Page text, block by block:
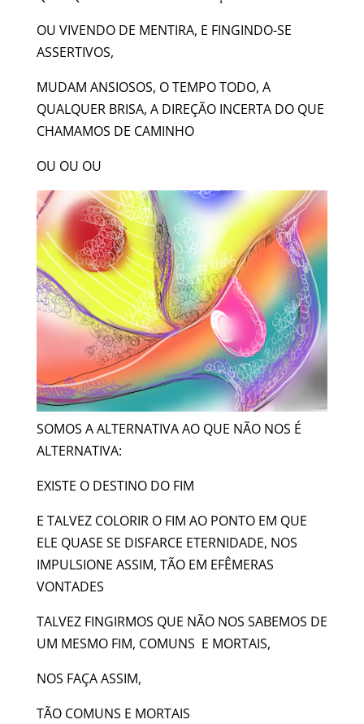
OU VIVENDO DE MENTIRA, E FINGINDO-SE
ASSERTIVOS,
MUDAM ANSIOSOS, O TEMPO TODO, A
QUALQUER BRISA, A DIREÇÃO INCERTA DO QUE
CHAMAMOS DE CAMINHO
OU OU OU
SOMOS A ALTERNATIVA AO QUE NÃO NOS É
ALTERNATIVA:
EXISTE O DESTINO DO FIM
E TALVEZ COLORIR O FIM AO PONTO EM QUE
ELE QUASE SE DISFARCE ETERNIDADE, NOS
IMPULSIONE ASSIM, TÃO EM EFÊMERAS
VONTADES
TALVEZ FINGIRMOS QUE NÃO NOS SABEMOS DE
UM MESMO FIM, COMUNS E MORTAIS,
NOS FAÇA ASSIM,
TÃO COMUNS E MORTAIS